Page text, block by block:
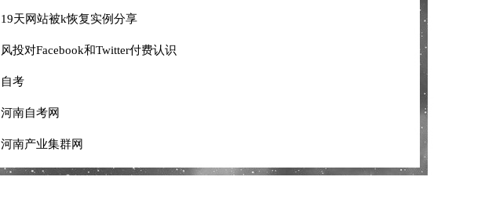
19天网站被k恢复实例分享
风投对Facebook和Twitter付费认识
自考
河南自考网
河南产业集群网